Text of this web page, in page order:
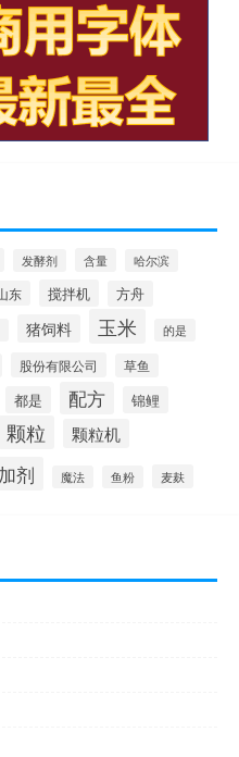
发酵剂 含量 哈尔滨
东 搅拌机 方舟
猪饲料 玉米 的是
股份有限公司 草鱼
都是 配方 锦鲤
颗粒 颗粒机
剂 魔法 鱼粉 麦麸